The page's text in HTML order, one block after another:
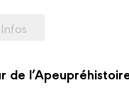
Infos
de